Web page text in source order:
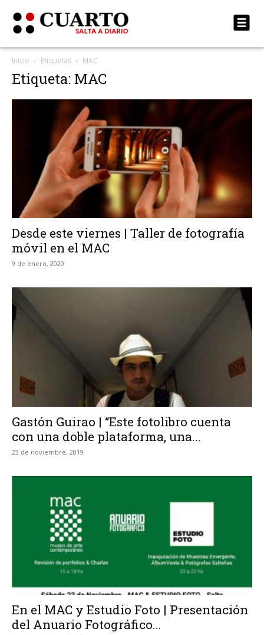
Inicio Etiquetas MAC
Etiqueta: MAC
Desde este viernes | Taller de fotografía
móvil en el MAC
9 de enero, 2020
Gastón Guirao | “Este fotolibro cuenta
con una doble plataforma, una...
23 de noviembre, 2019
En el MAC y Estudio Foto | Presentación
del Anuario Fotográfico...